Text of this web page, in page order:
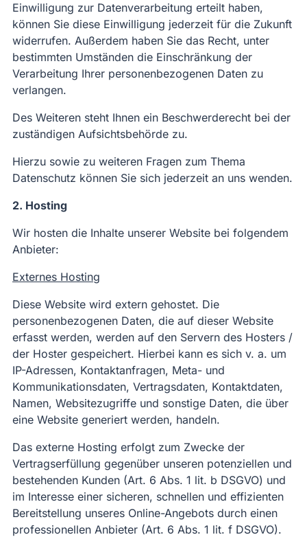
Einwilligung zur Datenverarbeitung erteilt haben,
können Sie diese Einwilligung jederzeit für die Zukunft
widerrufen. Außerdem haben Sie das Recht, unter
bestimmten Umständen die Einschränkung der
Verarbeitung Ihrer personenbezogenen Daten zu
verlangen.
Des Weiteren steht Ihnen ein Beschwerderecht bei der
zuständigen Aufsichtsbehörde zu.
Hierzu sowie zu weiteren Fragen zum Thema
Datenschutz können Sie sich jederzeit an uns wenden.
2. Hosting
Wir hosten die Inhalte unserer Website bei folgendem
Anbieter:
Externes Hosting
Diese Website wird extern gehostet. Die
personenbezogenen Daten, die auf dieser Website
erfasst werden, werden auf den Servern des Hosters /
der Hoster gespeichert. Hierbei kann es sich v. a. um
IP-Adressen, Kontaktanfragen, Meta- und
Kommunikationsdaten, Vertragsdaten, Kontaktdaten,
Namen, Websitezugriffe und sonstige Daten, die über
eine Website generiert werden, handeln.
Das externe Hosting erfolgt zum Zwecke der
Vertragserfüllung gegenüber unseren potenziellen und
bestehenden Kunden (Art. 6 Abs. 1 lit. b DSGVO) und
im Interesse einer sicheren, schnellen und effizienten
Bereitstellung unseres Online-Angebots durch einen
professionellen Anbieter (Art. 6 Abs. 1 lit. f DSGVO).